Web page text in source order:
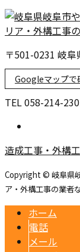
〒501-0231 岐
Googleマップで
TEL 058-214-
造成工事・外構
Copyright © 岐阜県
ア・外構工事の業者
ホーム
電話
メール